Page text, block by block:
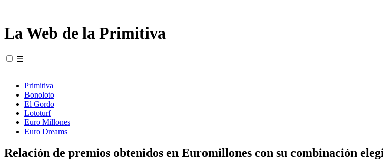
La Web de la Primitiva
☰
Primitiva
Bonoloto
El Gordo
Lototurf
Euro Millones
Euro Dreams
Relación de premios obtenidos en Euromillones con su combinación